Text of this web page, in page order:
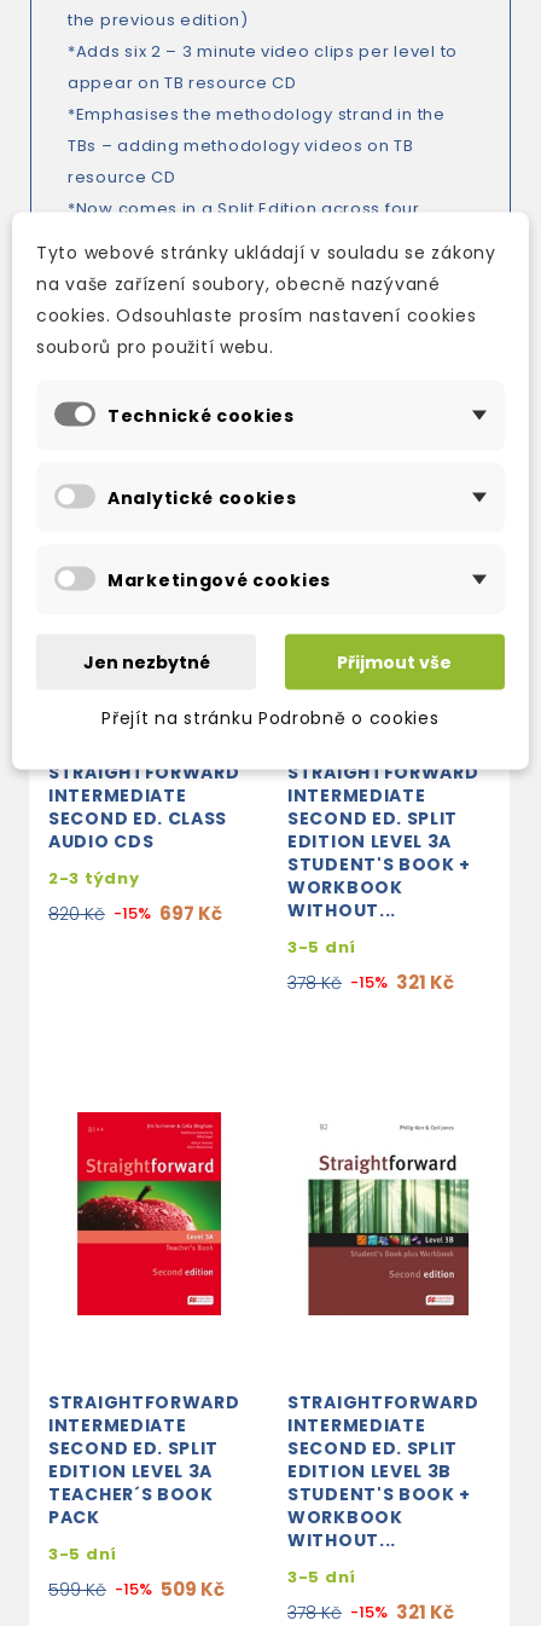
the previous edition)
*Adds six 2 – 3 minute video clips per level to
appear on TB resource CD
*Emphasises the methodology strand in the
TBs – adding methodology videos on TB
resource CD
*Now comes in a Split Edition across four
levels
STRAIGHTFORWARD
INTERMEDIATE
SECOND ED. CLASS
AUDIO CDS
2-3 týdny
820 Kč -15% 697 Kč
STRAIGHTFORWARD
INTERMEDIATE
SECOND ED. SPLIT
EDITION LEVEL 3A
STUDENT'S BOOK +
WORKBOOK
WITHOUT...
3-5 dní
378 Kč -15% 321 Kč
STRAIGHTFORWARD
INTERMEDIATE
SECOND ED. SPLIT
EDITION LEVEL 3A
TEACHER´S BOOK
PACK
3-5 dní
599 Kč -15% 509 Kč
STRAIGHTFORWARD
INTERMEDIATE
SECOND ED. SPLIT
EDITION LEVEL 3B
STUDENT'S BOOK +
WORKBOOK
WITHOUT...
3-5 dní
378 Kč -15% 321 Kč
Tyto webové stránky ukládají v souladu se zákony
na vaše zařízení soubory, obecně nazývané
cookies. Odsouhlaste prosím nastavení cookies
souborů pro použití webu.
Technické cookies
Analytické cookies
Marketingové cookies
Jen nezbytné Přijmout vše
Přejít na stránku Podrobně o cookies